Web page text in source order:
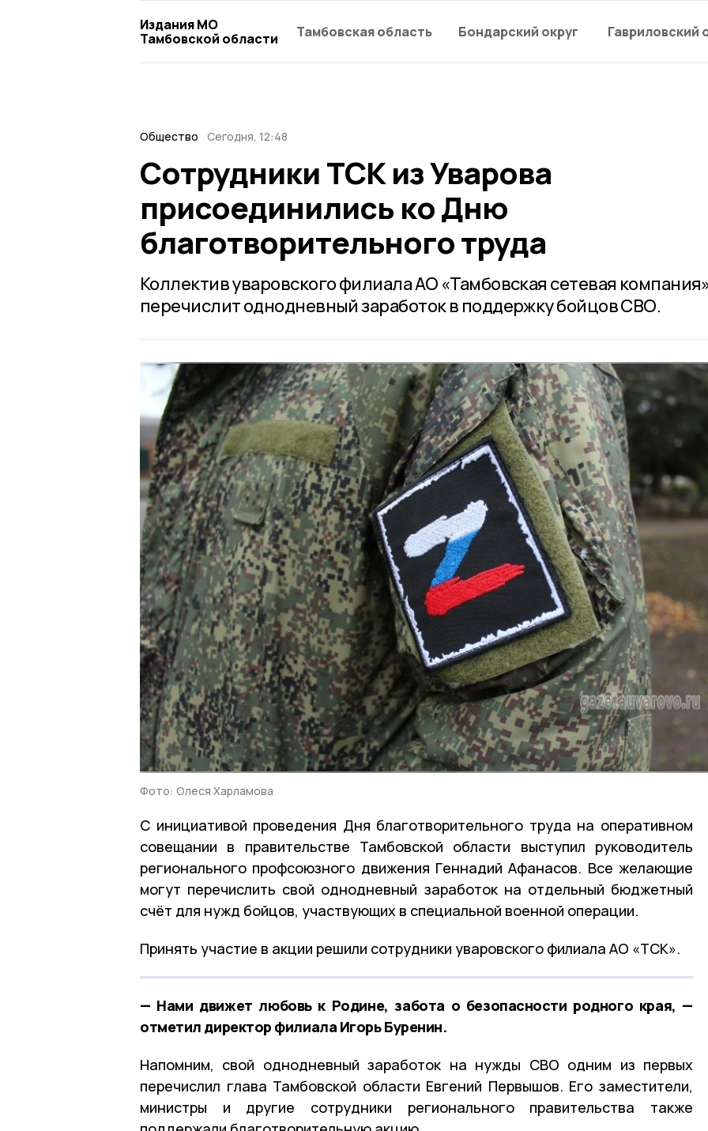
Издания МО
Тамбовской области
Тамбовская область Бондарский округ Гавриловский
Общество Сегодня, 12:48
Сотрудники ТСК из Уварова
присоединились ко Дню
благотворительного труда
Коллектив уваровского филиала АО «Тамбовская сетевая
перечислит однодневный заработок в поддержку бойцов СВО.
Фото: Олеся Харламова
С инициативой проведения Дня благотворительного труда на оперативном
совещании в правительстве Тамбовской области выступил руководитель
регионального профсоюзного движения Геннадий Афанасов. Все желающие
могут перечислить свой однодневный заработок на отдельный бюджетный
счёт для нужд бойцов, участвующих в специальной военной операции.
Принять участие в акции решили сотрудники уваровского филиала АО «ТСК».
— Нами движет любовь к Родине, забота о безопасности родного края, —
отметил директор филиала Игорь Буренин.
Напомним, свой однодневный заработок на нужды СВО одним из первых
перечислил глава Тамбовской области Евгений Первышов. Его заместители,
министры и другие сотрудники регионального правительства также